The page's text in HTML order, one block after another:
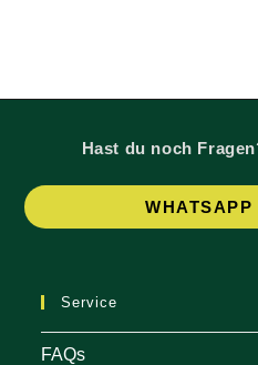
Hast du noch
WHATSAPP
Service
FAQs